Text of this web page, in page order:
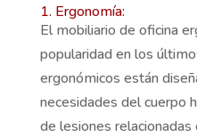
1. Ergonomía:
El mobiliario de oficina
popularidad en los
ergonómicos están
necesidades del cuerpo
de lesiones